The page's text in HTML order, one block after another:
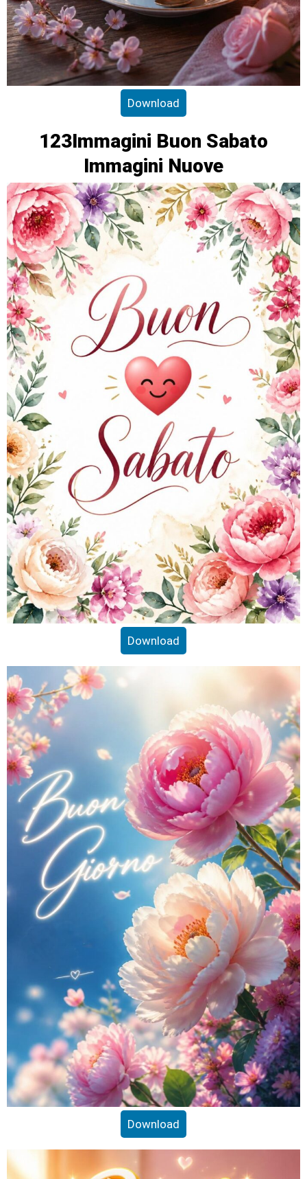
Download
123Immagini Buon Sabato
Immagini Nuove
Download
Download